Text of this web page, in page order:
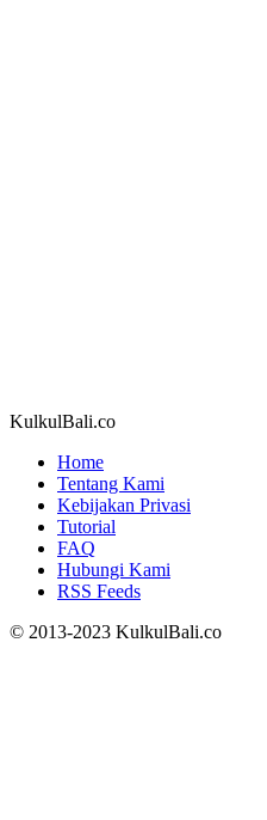
KulkulBali.co
Home
Tentang Kami
Kebijakan Privasi
Tutorial
FAQ
Hubungi Kami
RSS Feeds
© 2013-2023 KulkulBali.co